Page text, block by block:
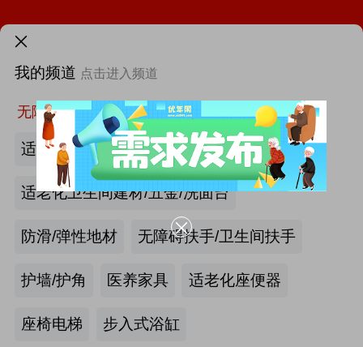
我的频道 点击进入频道
无障碍空间
适老化墙面/天花板
适老化卫生间建材/五金/洗面台
防滑/弹性地材 无障碍扶手/卫生间扶手
护墙/护角 医养家具 适老化座便器
座椅电梯 步入式浴缸
首页 找新闻 找厂商
最新资讯
第46届西部国际医疗器械展览会
第四届西安国际养老产业博览会
产业头条